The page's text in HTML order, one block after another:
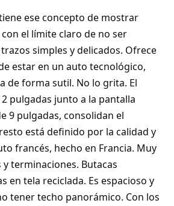
ese concepto de mostrar
el límite claro de no ser
simples y delicados. Ofrece
estar en un auto tecnológico,
de forma sutil. No lo grita. El
pulgadas junto a la pantalla
9 pulgadas, consolidan el
está definido por la calidad y
francés, hecho en Francia. Muy
terminaciones. Butacas
en tela reciclada. Es espacioso y
tener techo panorámico. Con los